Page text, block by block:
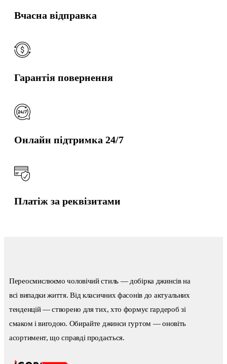
Вчасна відправка
Гарантія повернення
Онлайн підтримка 24/7
Платіж за реквізитами
Переосмислюємо чоловічий стиль — добірка джинсів на
всі випадки життя. Від класичних фасонів до актуальних
тенденцій — створено для тих, хто формує гардероб зі
смаком і вигодою. Обирайте джинси гуртом — оновіть
асортимент, що справді продається.